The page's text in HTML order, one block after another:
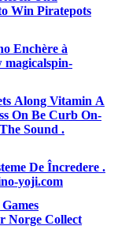
Win Piratepots
Enchère à
magicalspin-
On Be Curb On-
Sound .
yoji.com
Norge Collect